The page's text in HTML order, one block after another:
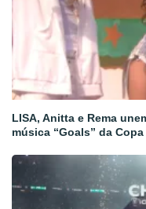
LISA, Anitta e Rema
música “Goals” da